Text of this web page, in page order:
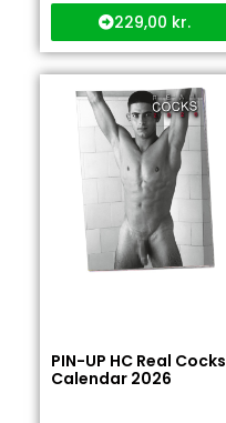
229,00 kr.
PIN-UP HC Real Cocks
Calendar 2026